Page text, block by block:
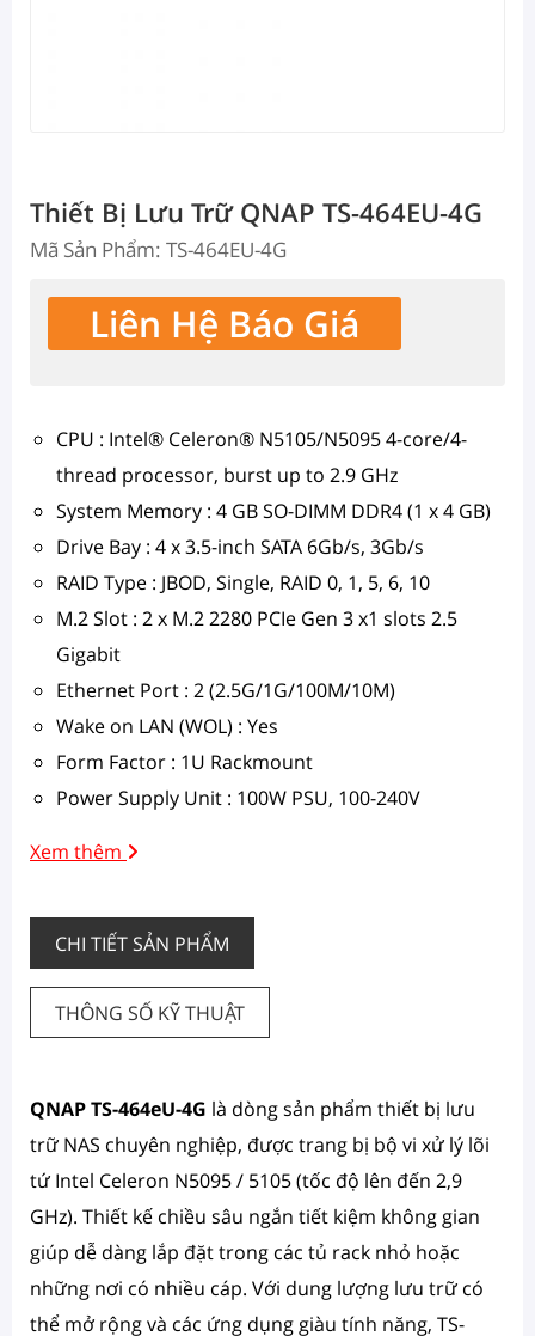
Thiết Bị Lưu Trữ QNAP TS-464EU-4G
Mã Sản Phẩm: TS-464EU-4G
Liên Hệ Báo Giá
CPU : Intel® Celeron® N5105/N5095 4-core/4-
thread processor, burst up to 2.9 GHz
System Memory : 4 GB SO-DIMM DDR4 (1 x 4 GB)
Drive Bay : 4 x 3.5-inch SATA 6Gb/s, 3Gb/s
RAID Type : JBOD, Single, RAID 0, 1, 5, 6, 10
M.2 Slot : 2 x M.2 2280 PCIe Gen 3 x1 slots 2.5
Gigabit
Ethernet Port : 2 (2.5G/1G/100M/10M)
Wake on LAN (WOL) : Yes
Form Factor : 1U Rackmount
Power Supply Unit : 100W PSU, 100-240V
Xem thêm
CHI TIẾT SẢN PHẨM
THÔNG SỐ KỸ THUẬT
QNAP TS-464eU-4G là dòng sản phẩm thiết bị lưu
trữ NAS chuyên nghiệp, được trang bị bộ vi xử lý lõi
tứ Intel Celeron N5095 / 5105 (tốc độ lên đến 2,9
GHz). Thiết kế chiều sâu ngắn tiết kiệm không gian
giúp dễ dàng lắp đặt trong các tủ rack nhỏ hoặc
những nơi có nhiều cáp. Với dung lượng lưu trữ có
thể mở rộng và các ứng dụng giàu tính năng, TS-